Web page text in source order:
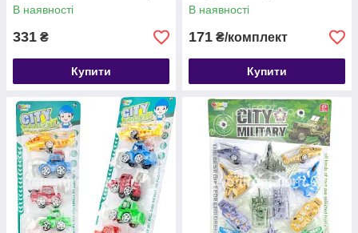
В наявності
331 ₴
Купити
В наявності
171 ₴/комплект
Купити